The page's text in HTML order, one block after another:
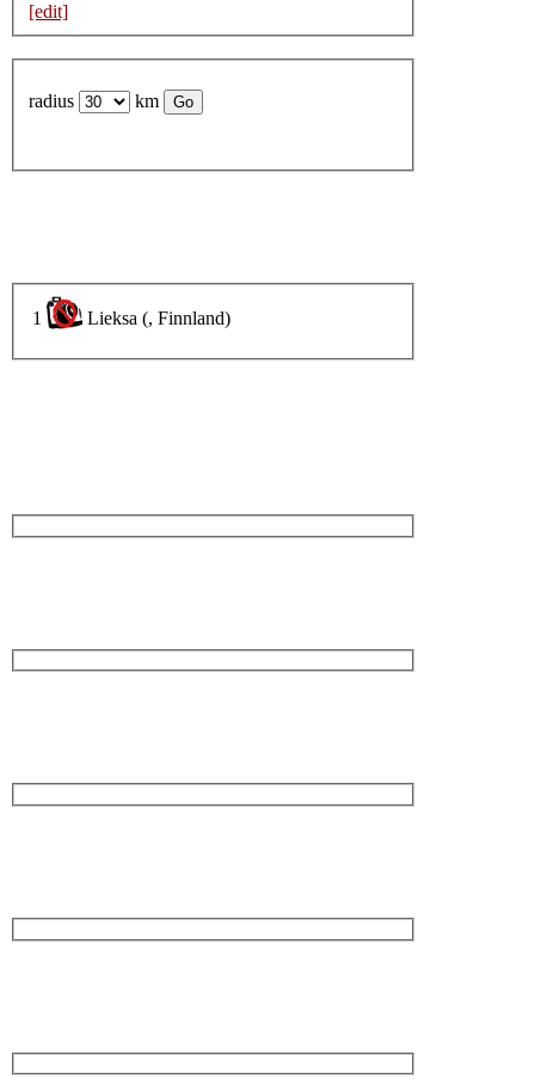
[edit]
radius km
1 Lieksa (, Finnland)